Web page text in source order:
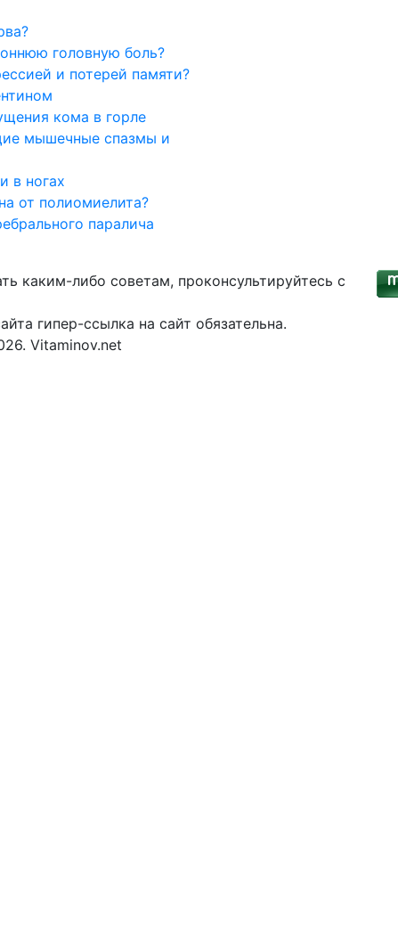
головную боль?
и потерей памяти?
кома в горле
мышечные спазмы и
в ногах
от полиомиелита?
паралича
каким-либо советам, проконсультируйтесь с
гипер-ссылка на сайт обязательна.
Vitaminov.net